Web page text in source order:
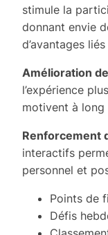
stimule la
donnant envie
d’avantages
Amélioration
l’expérience
motivent à long
Renforcement
interactifs
personnel et
Points de
Défis